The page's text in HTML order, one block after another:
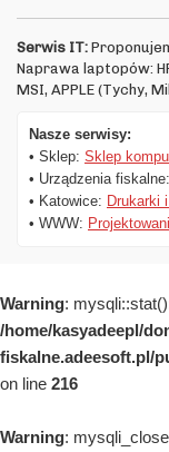
Serwis IT:
Naprawa laptopów: HP,
MSI, APPLE (Tychy,
Nasze serwisy:
• Sklep: Sklep
• Urządzenia fiskalne:
• Katowice: Drukarki
• WWW:
Warning:
/home/kasyadeepl/
fiskalne.adeesoft.pl/
on line 216
Warning: